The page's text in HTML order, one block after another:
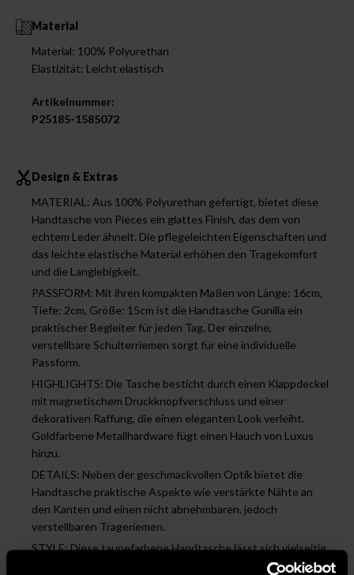
Material
Material: 100% Polyurethan
Elastizität: Leicht elastisch
Artikelnummer:
P25185-1585072
Design & Extras
MATERIAL: Aus 100% Polyurethan gefertigt, bietet diese
Handtasche von Pieces ein glattes Finish, das dem von
echtem Leder ähnelt. Die pflegeleichten Eigenschaften und
das leichte elastische Material erhöhen den Tragekomfort
und die Langlebigkeit.
PASSFORM: Mit ihren kompakten Maßen von Länge: 16cm,
Tiefe: 2cm, Größe: 15cm ist die Handtasche Gunilla ein
praktischer Begleiter für jeden Tag. Der einzelne,
verstellbare Schulterriemen sorgt für eine individuelle
Passform.
HIGHLIGHTS: Die Tasche besticht durch einen Klappdeckel
mit magnetischem Druckknopfverschluss und einer
dekorativen Raffung, die einen eleganten Look verleiht.
Goldfarbene Metallhardware fügt einen Hauch von Luxus
hinzu.
DETAILS: Neben der geschmackvollen Optik bietet die
Handtasche praktische Aspekte wie verstärkte Nähte an
den Kanten und einen nicht abnehmbaren, jedoch
verstellbaren Trageriemen.
STYLE: Diese taupefarbene Handtasche lässt sich vielseitig